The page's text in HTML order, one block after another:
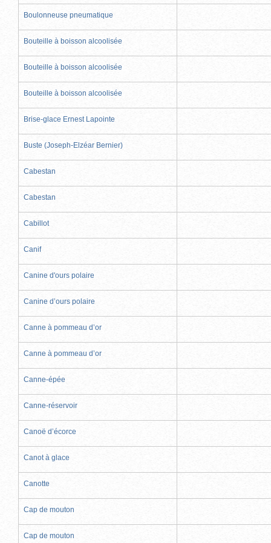
Boulonneuse pneumatique
Bouteille à boisson alcoolisée
Bouteille à boisson alcoolisée
Bouteille à boisson alcoolisée
Brise-glace Ernest Lapointe
Buste (Joseph-Elzéar Bernier)
Cabestan
Cabestan
Cabillot
Canif
Canine d'ours polaire
Canine d’ours polaire
Canne à pommeau d’or
Canne à pommeau d’or
Canne-épée
Canne-réservoir
Canoë d’écorce
Canot à glace
Canotte
Cap de mouton
Cap de mouton